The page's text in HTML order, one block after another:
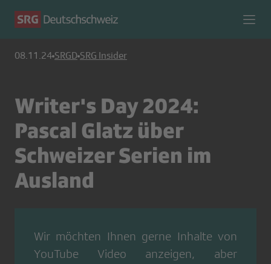
08.11.24 SRGD SRG Insider
Writer's Day 2024:
Pascal Glatz über
Schweizer Serien im
Ausland
Wir möchten Ihnen gerne Inhalte von
YouTube Video anzeigen, aber